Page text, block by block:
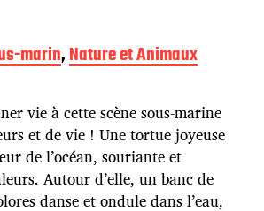
marin,Nature et Animaux
vie à cette scène sous-marine
et de vie ! Une tortue joyeuse
de l’océan, souriante et
Autour d’elle, un banc de
danse et ondule dans l’eau,